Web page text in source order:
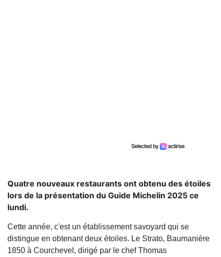
Quatre nouveaux restaurants ont obtenu des étoiles
lors de la présentation du Guide Michelin 2025 ce
lundi.
Cette année, c'est un établissement savoyard qui se
distingue en obtenant deux étoiles. Le Strato, Baumanière
1850 à Courchevel, dirigé par le chef Thomas